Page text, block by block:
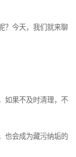
？今天，我们就来聊
如果不及时清理，不
也会成为藏污纳垢的